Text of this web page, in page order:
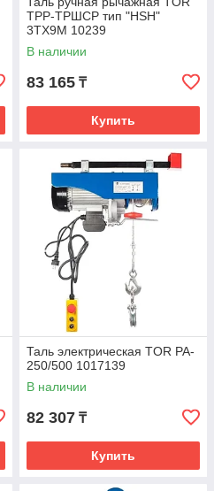
ТРР-ТРШСР тип "HSH"
3TХ9М 10239
В наличии
83 165 ₸
Купить
Таль электрическая TOR PA-
250/500 1017139
В наличии
82 307 ₸
Купить